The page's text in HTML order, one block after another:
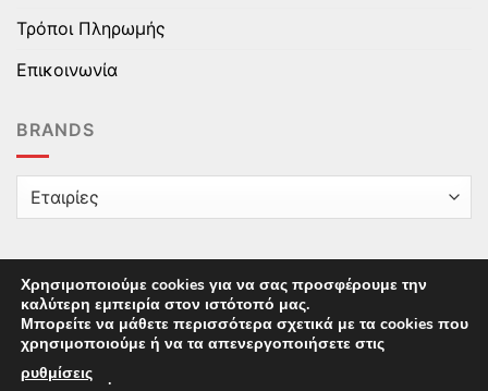
Τρόποι Πληρωμής
Επικοινωνία
BRANDS
Copyright © 2025 epaidika.gr / All Rights Reserved /
Supported byStarten Development
Χρησιμοποιούμε cookies για να σας προσφέρουμε την
καλύτερη εμπειρία στον ιστότοπό μας.
Μπορείτε να μάθετε περισσότερα σχετικά με τα cookies που
χρησιμοποιούμε ή να τα απενεργοποιήσετε στις
ρυθμίσεις
.
This site uses cookies to offer you a better browsing
experience. By browsing this website, you agree to our